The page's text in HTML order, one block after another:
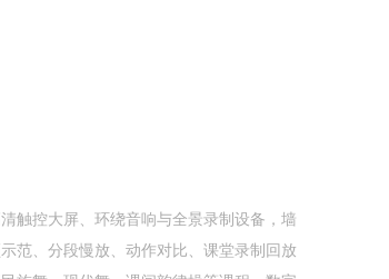
触控大屏、环绕音响与全景录制设备，墙
范、分段慢放、动作对比、课堂录制回放